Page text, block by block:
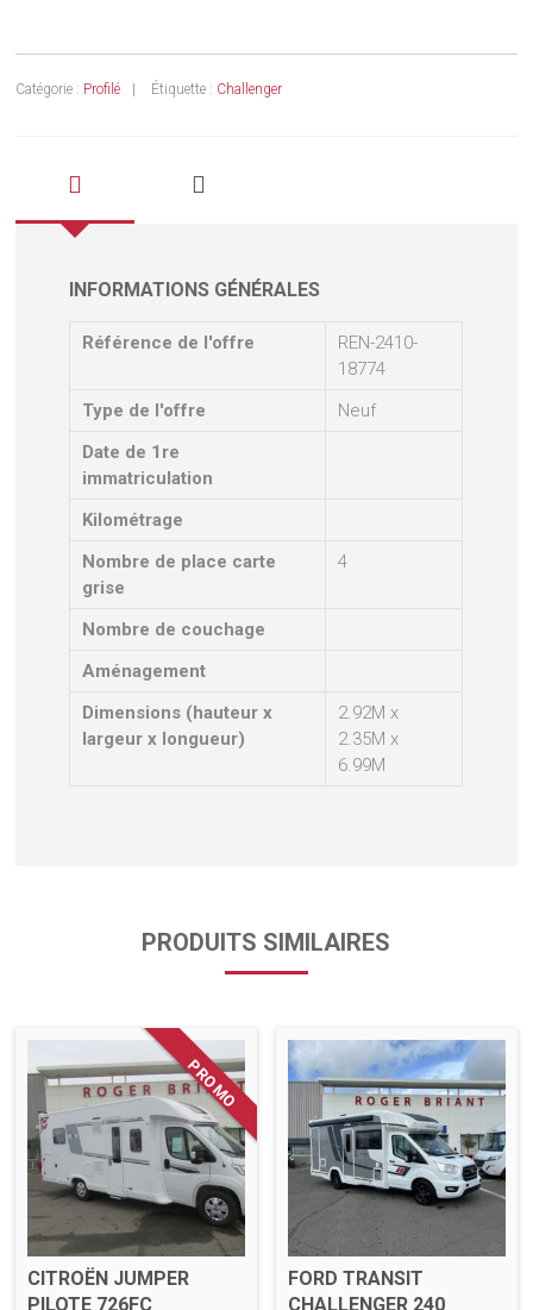
Catégorie : Profilé Étiquette : Challenger
INFORMATIONS GÉNÉRALES
Référence de l'offre
REN-2410-
18774
Type de l'offre
Neuf
Date de 1re
immatriculation
Kilométrage
Nombre de place carte
grise
4
Nombre de couchage
Aménagement
Dimensions (hauteur x
largeur x longueur)
2.92M x
2.35M x
6.99M
PRODUITS SIMILAIRES
CITROËN JUMPER
PILOTE 726FC
FORD TRANSIT
CHALLENGER 240